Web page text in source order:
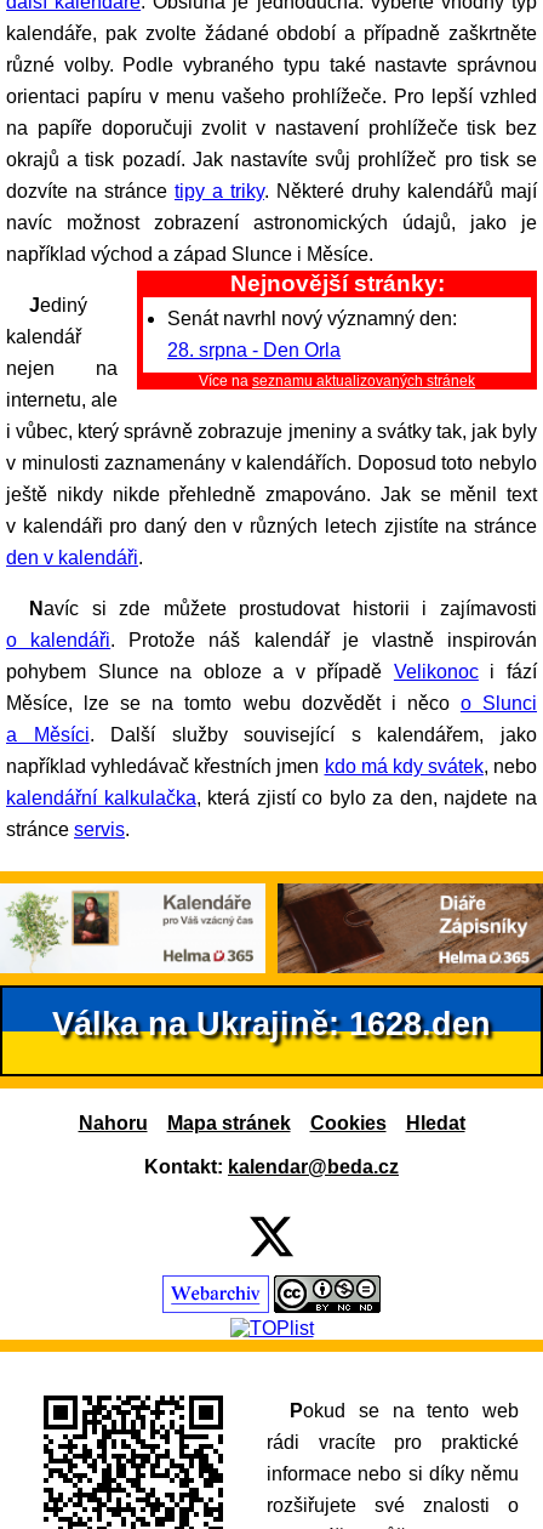
kalendáře, pak zvolte žádané období a případně zaškrtněte
různé volby. Podle vybraného typu také nastavte správnou
orientaci papíru v menu vašeho prohlížeče. Pro lepší vzhled
na papíře doporučuji zvolit v nastavení prohlížeče tisk bez
okrajů a tisk pozadí. Jak nastavíte svůj prohlížeč pro tisk se
dozvíte na stránce tipy a triky. Některé druhy kalendářů mají
navíc možnost zobrazení astronomických údajů, jako je
například východ a západ Slunce i Měsíce.
Nejnovější stránky:
Senát navrhl nový významný den:
28. srpna - Den Orla
Více na seznamu aktualizovaných stránek
Jediný
kalendář
nejen na
internetu, ale
i vůbec, který správně zobrazuje jmeniny a svátky tak, jak byly
v minulosti zaznamenány v kalendářích. Doposud toto nebylo
ještě nikdy nikde přehledně zmapováno. Jak se měnil text
v kalendáři pro daný den v různých letech zjistíte na stránce
den v kalendáři.
Navíc si zde můžete prostudovat historii i zajímavosti
o kalendáři. Protože náš kalendář je vlastně inspirován
pohybem Slunce na obloze a v případě Velikonoci fází
Měsíce, lze se na tomto webu dozvědět i něco o Slunci
a Měsíci. Další služby související s kalendářem, jako
například vyhledávač křestních jmen kdo má kdy svátek, nebo
kalendářní kalkulačka, která zjistí co bylo za den, najdete na
stránce servis.
Válka na Ukrajině: 1628.den
Nahoru Mapa stránek Cookies Hledat
Kontakt: kalendar@beda.cz
Pokud se na tento web
rádi vracíte pro praktické
informace nebo si díky němu
rozšiřujete své znalosti o